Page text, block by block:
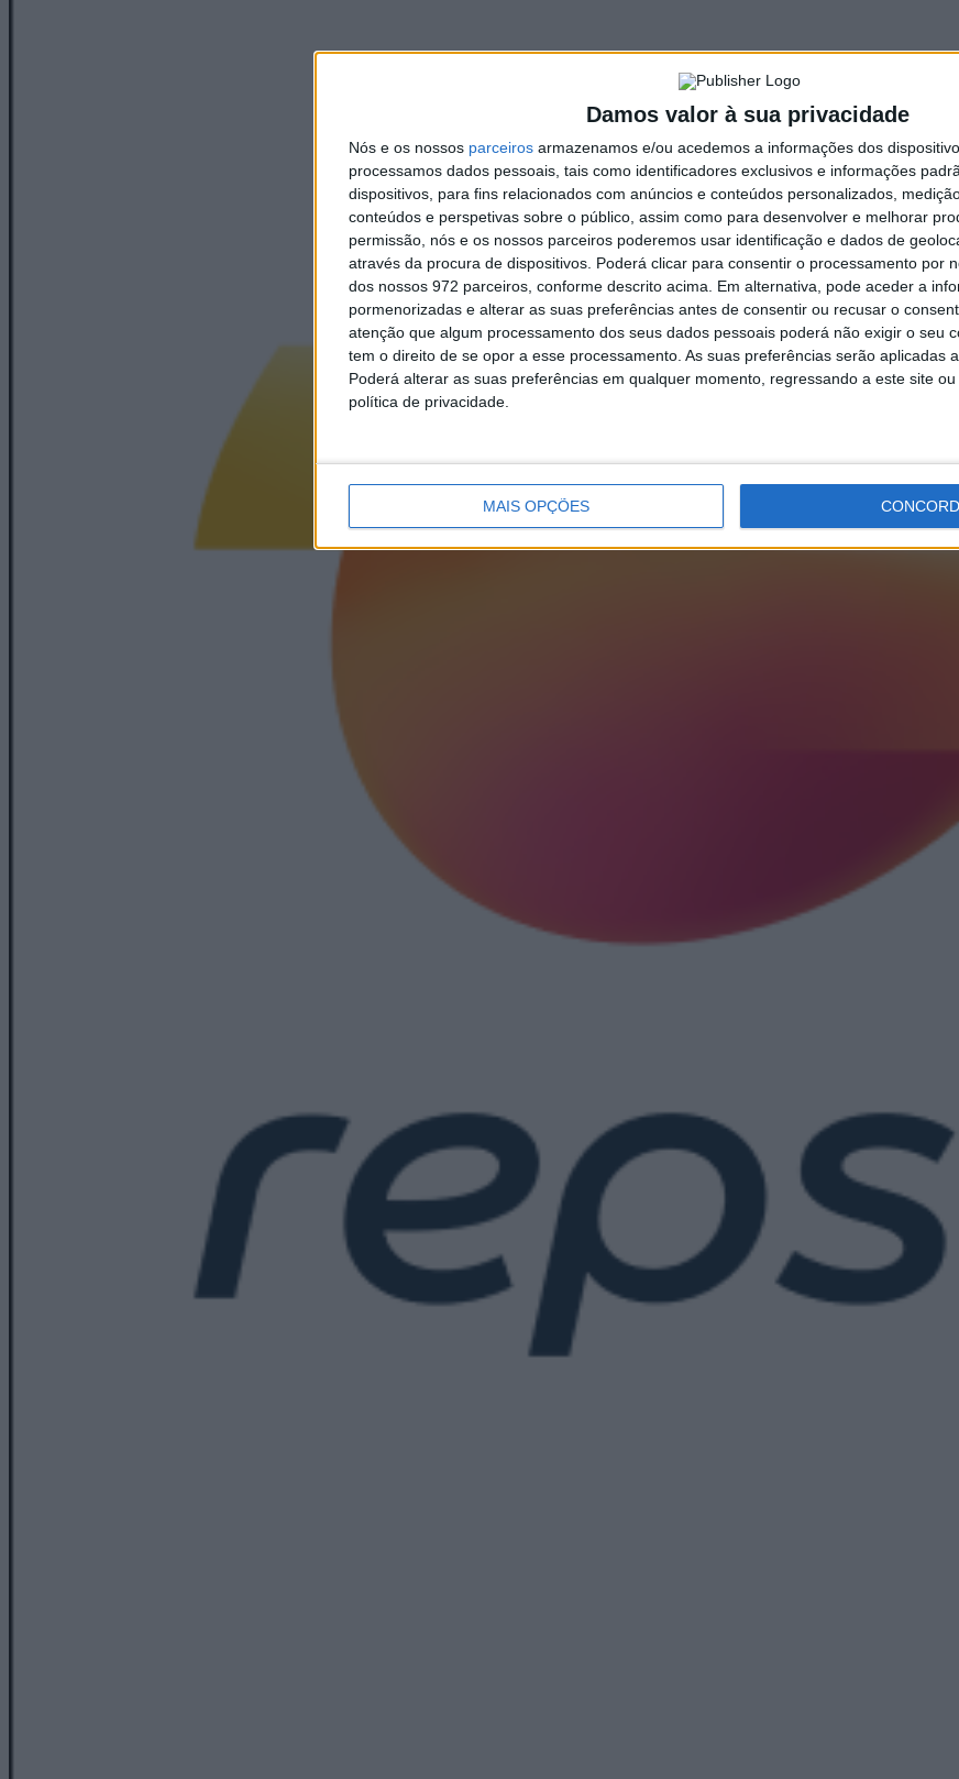
Damos valor à sua privacidade
Nós e os nossos parceiros armazenamos e/ou acedemos a informações dos
processamos dados pessoais, tais como identificadores exclusivos e informações
dispositivos, para fins relacionados com anúncios e conteúdos personalizados,
conteúdos e perspetivas sobre o público, assim como para desenvolver e melhorar
permissão, nós e os nossos parceiros poderemos usar identificação e dados de
através da procura de dispositivos. Poderá clicar para consentir o processamento por
dos nossos 972 parceiros, conforme descrito acima. Em alternativa, pode aceder a
pormenorizadas e alterar as suas preferências antes de consentir ou recusar o
atenção que algum processamento dos seus dados pessoais poderá não exigir o seu
tem o direito de se opor a esse processamento. As suas preferências serão aplicadas
Poderá alterar as suas preferências em qualquer momento, regressando a este site
política de privacidade.
MAIS OPÇÕES